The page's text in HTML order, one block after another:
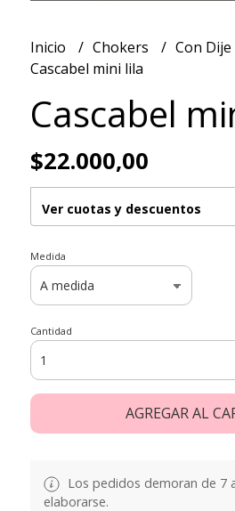
Inicio Chokers
Con Dije
Cascabel mini lila
Cascabel
$22.000,00
Ver cuotas y descuentos
Medida
Cantidad
AGREGAR AL
Los pedidos demoran de 7
elaborarse.